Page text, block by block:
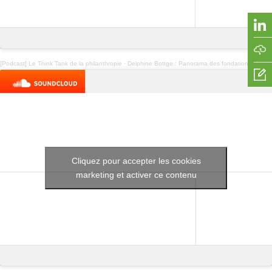
[Podcast] Le Think Tank de la philanthropie · Delphine Bottge : Panorama des fondations actionnaires à l’étranger
Cliquez pour accepter les cookies
marketing et activer ce contenu